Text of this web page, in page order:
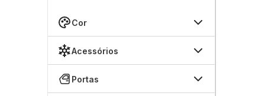
Cor
Acessórios
Portas